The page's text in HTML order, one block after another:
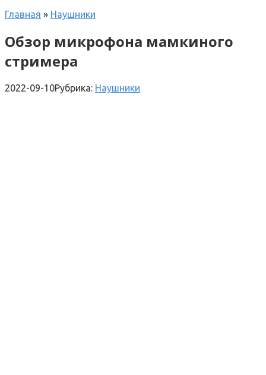
Главная » Наушники
Обзор микрофона мамкиного
стримера
2022-09-10Рубрика: Наушники